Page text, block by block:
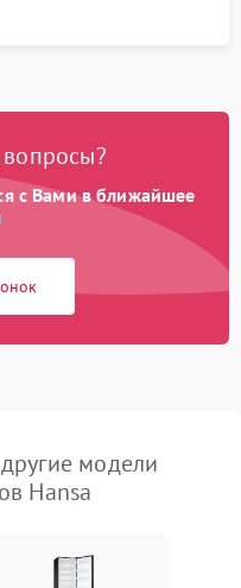
вопросы?
с Вами в ближайшее
модели
Hansa